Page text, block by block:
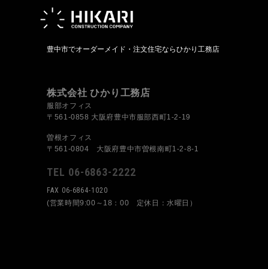
豊中市でオーダーメイド・注文住宅ならひかり工務店
株式会社 ひかり工務店
服部オフィス
〒561-0858 大阪府豊中市服部西町1-2-19
曽根オフィス
〒561-0804 大阪府豊中市曽根南町1-2-8-1
TEL 06-6863-2222
FAX 06-6864-1020
(営業時間9:00～18：00 定休日：水曜日）